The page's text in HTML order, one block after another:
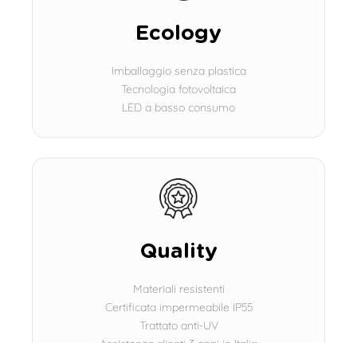
Ecology
Imballaggio senza plastica
Tecnologia fotovoltaica
LED a basso consumo
Quality
Materiali resistenti
Certificata impermeabile IP55
Trattato anti-UV